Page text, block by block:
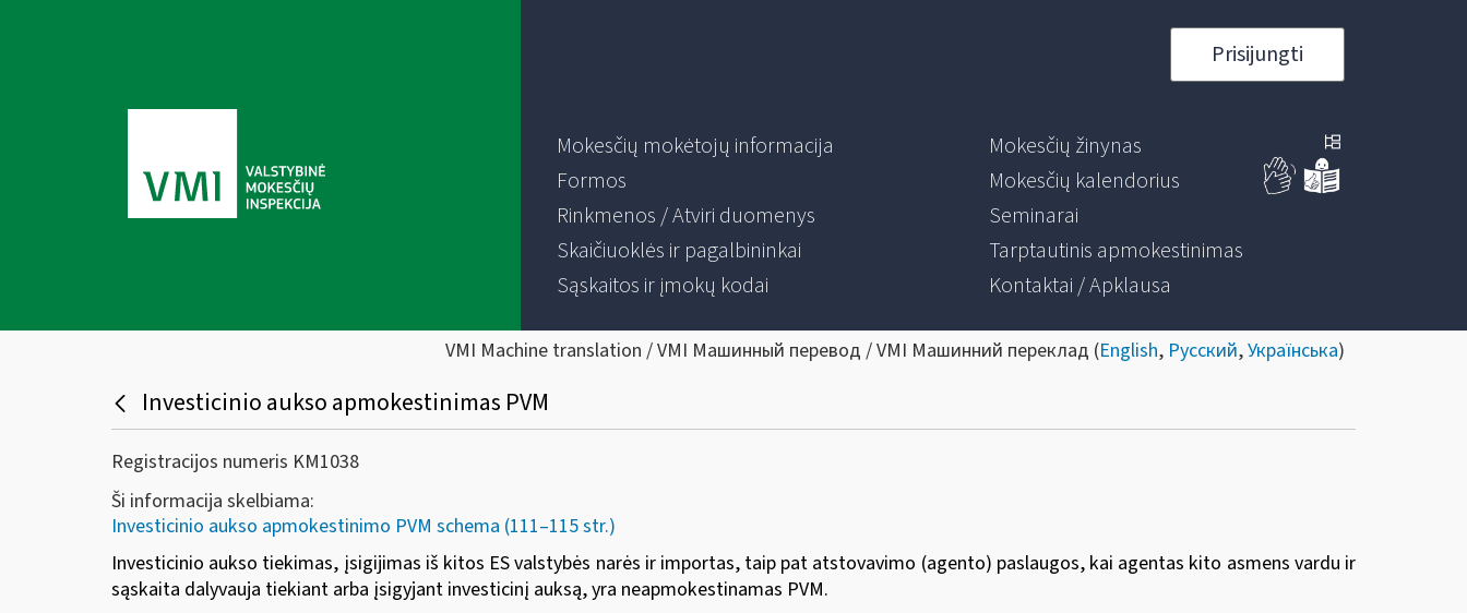
Prisijungti
Mokesčių mokėtojų informacija
Formos
Rinkmenos / Atviri duomenys
Skaičiuoklės ir pagalbininkai
Sąskaitos ir įmokų kodai
Mokesčių žinynas
Mokesčių kalendorius
Seminarai
Tarptautinis apmokestinimas
Kontaktai / Apklausa
VMI Machine translation / VMI Машинный перевод / VMI Машинний переклад (English, Русский,Українська)
Investicinio aukso apmokestinimas PVM
Registracijos numeris KM1038
Ši informacija skelbiama:
Investicinio aukso apmokestinimo PVM schema (111–115 str.)
Investicinio aukso tiekimas, įsigijimas iš kitos ES valstybės narės ir importas, taip pat atstovavimo (agento) paslaugos, kai agentas kito asmens vardu ir
sąskaita dalyvauja tiekiant arba įsigyjant investicinį auksą, yra neapmokestinamas PVM.